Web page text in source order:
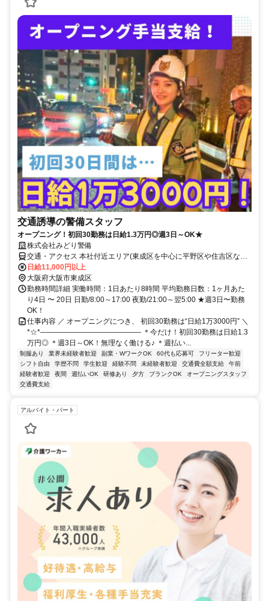
交通誘導の警備スタッフ
オープニング！初回30勤務は日給1.3万円◎週3日～OK★
株式会社みどり警備
交通・アクセス 本社付近エリア(東成区を中心に平野区や住吉区など
に勤務地あります♪)※直行直帰OK♪
日給11,000円以上
大阪府大阪市東成区
勤務時間詳細 実働時間：1日あたり8時間 平均勤務日数：1ヶ月あた
り4日 〜 20日 日勤/8:00～17:00 夜勤/21:00～翌5:00 ★週3日〜勤務
OK！
仕事内容 ／ オープニングにつき、 初回30勤務は“日給1万3000円” ＼
*☆*―――――――――――――― ＊今だけ！初回30勤務は日給1.3
万円◎ ＊週3日～OK！無理なく働ける♪ ＊週払い...
制服あり 業界未経験者歓迎 副業・WワークOK 60代も応募可
フリーター歓迎
シフト自由
学歴不問 学生歓迎 経験不問 未経験者歓迎 交通費全額支給
午前
経験者歓迎
夜間 週払いOK 研修あり 夕方 ブランクOK
オープニングスタッフ
交通費支給
アルバイト・パート